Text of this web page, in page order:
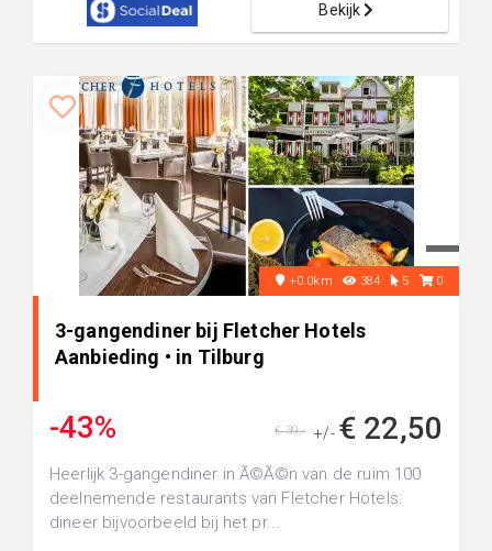
Bekijk
+0.0km 384 5 0
3-gangendiner bij Fletcher Hotels
Aanbieding • in Tilburg
-43% +/- € 22,50
€ 39,-
Heerlijk 3-gangendiner in Ã©Ã©n van de ruim 100
deelnemende restaurants van Fletcher Hotels:
dineer bijvoorbeeld bij het pr...